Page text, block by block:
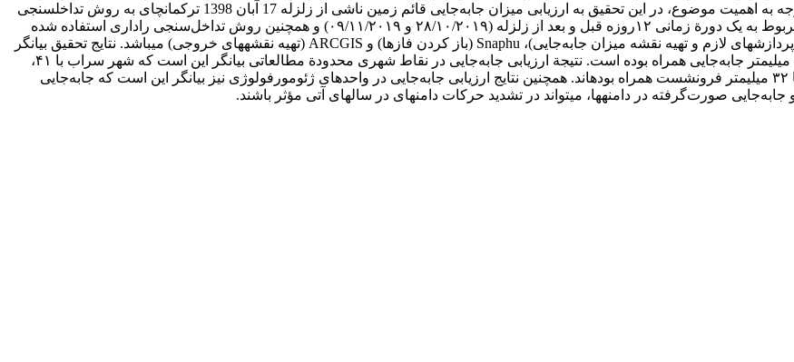
لندفرم­های منطقه دارد، ارزیابی آنها می­تواند بسیار حائز اهمیت باشد. با توجه به اهمیت موضوع، در این تحقیق به ارزیابی میزان جابه‌جایی قائم زمین ناشی از زلزله 17 آبان 1398 ترکمانچای به روش تداخل‏سنجی
راداری پرداخته شده است. در این تحقیق از ۲ تصویر ماهواره سنتینل ۱ مربوط به یک دورة زمانی ۱۲روزه قبل و بعد از زلزله (۲۸/۱۰/۲۰۱۹ و ۰۹/۱۱/۲۰۱۹) و همچنین روش تداخل‌سنجی راداری استفاده شده
است. نرم­افزارهای مورداستفاده در تحقیق نیز شامل SNAP (انجام پیش‌پردازش­های لازم و تهیه نقشه میزان جابه‌جایی)، Snaphu (باز کردن فازها) و ARCGIS‌ (تهیه نقشه­های خروجی) می­باشد. نتایج تحقیق بیانگر
این است که تحت‌تأثیر زلزله ترکمانچای، محدوده مطالعاتی با ۱۳+ و ۹۶- میلی­متر جابه‌جایی همراه بوده است. نتیجة ارزیابی جابه‌جایی در نقاط شهری محدودة مطالعاتی بیانگر این است که شهر سراب با ۴۱،
ترکمانچای با ۳۰، میانه با ۳، هشترود با ۲۸، ترک با ۱۸، آقکند با ۱۴ و نیر با ۳۲ میلی­متر فرونشست همراه بوده­اند. همچنین نتایج ارزیابی جابه‌جایی در واحدهای ژئومورفولوژی نیز بیانگر این است که جابه‌جایی
صورت‌گرفته در دامنه­ها، می­تواند در تشدید حرکات دامنه­ای در سال­های آتی مؤثر باشند.